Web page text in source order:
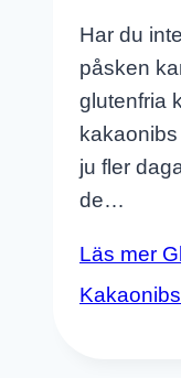
Har du
påsken
glutenfria
ju fler
de…
Läs mer